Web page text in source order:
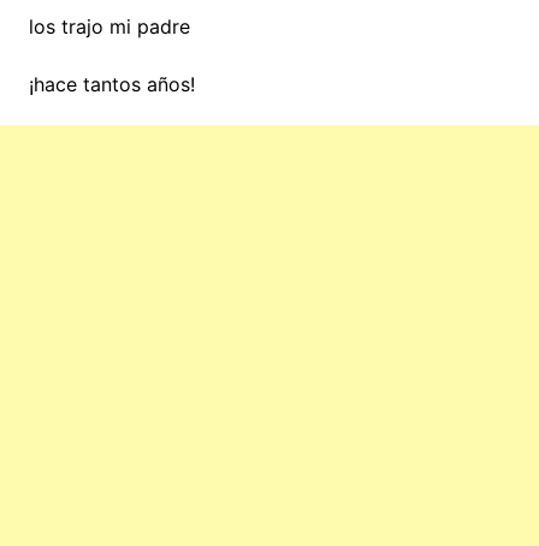
los trajo mi padre
¡hace tantos años!